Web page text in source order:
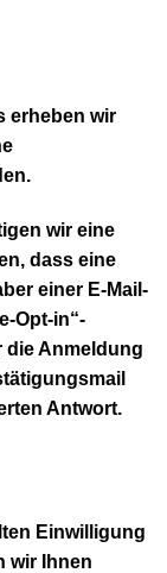
erheben wir
wir eine
dass eine
einer E-Mail-
Opt-in“-
die Anmeldung
Antwort.
Einwilligung
wir Ihnen